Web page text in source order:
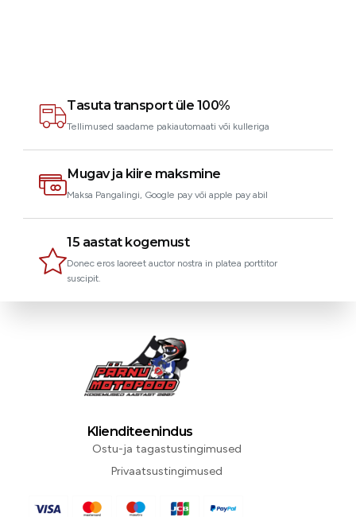
Tasuta transport üle 100%
Tellimused saadame pakiautomaati või kulleriga
Mugav ja kiire maksmine
Maksa Pangalingi, Google pay või apple pay abil
15 aastat kogemust
Donec eros laoreet auctor nostra in platea porttitor
suscipit.
Klienditeenindus
Ostu-ja tagastustingimused
Privaatsustingimused